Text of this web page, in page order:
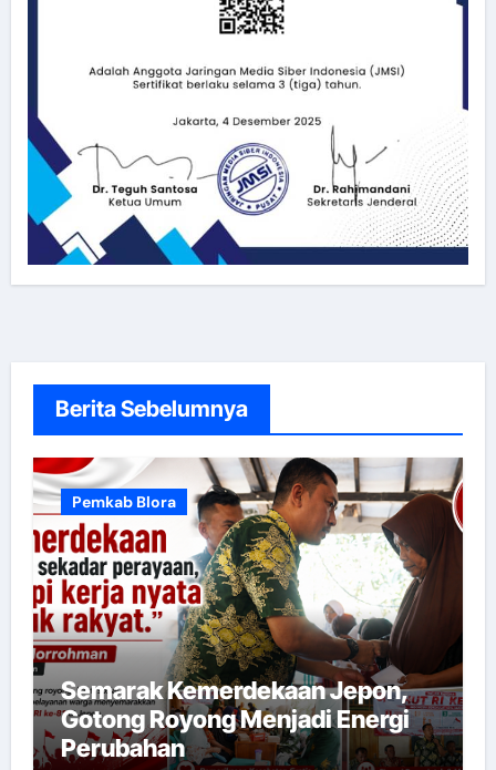
Berita Sebelumnya
Pemkab Blora
Semarak Kemerdekaan Jepon,
Gotong Royong Menjadi Energi
Perubahan